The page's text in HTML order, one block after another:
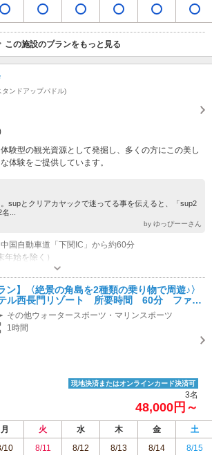
この施設のプランをもっと見る
ンドアップパドル)
験型の観光資源として発掘し、多くの方にこの美し
体験をご提供しています。
supとクリアカヤックで迷ってる事を伝えると、「sup2
...
by ゆっぴーーさん
国自動車道「下関IC」から約60分
始を除く）
ン】〈絶景の角島を2種類の乗り物で周遊♪〉
テル西長門リゾート 所要時間 60分 ファミ
その他ウォータースポーツ・マリンスポーツ
1時間
現地決済またはオンラインカード決済可
3名
48,000円～
月 火 水 木 金
土
10 8/11 8/12 8/13 8/14 8/15